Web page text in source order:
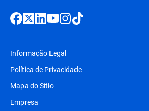
Informação Legal
Política de Privacidade
Mapa do Sítio
Empresa